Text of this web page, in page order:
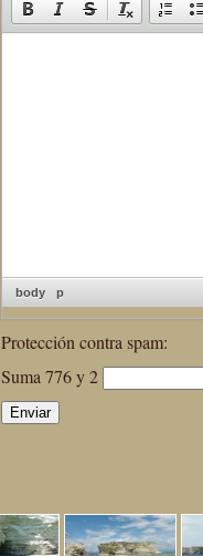
body p
Protección contra spam:
Suma 776 y 2